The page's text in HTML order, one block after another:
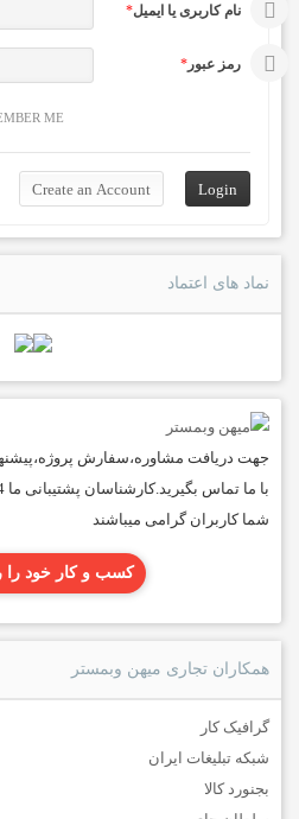
نام کاربری یا ایمیل*
رمز عبور *
ME
نماد های اعتماد
جهت دریافت مشاوره،سفارش
شما کاربران گرامی میباشند
کسب و کار خود را
همکاران تجاری میهن وبمستر
گرافیک کار
شبکه تبلیغات ایران
بجنورد کالا